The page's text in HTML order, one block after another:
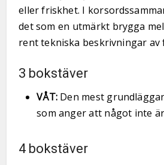
eller friskhet. I
det som en utmärkt brygga
rent tekniska beskrivningar av
3 bokstäver
VÅT:Den mest
som anger att något inte
4 bokstäver